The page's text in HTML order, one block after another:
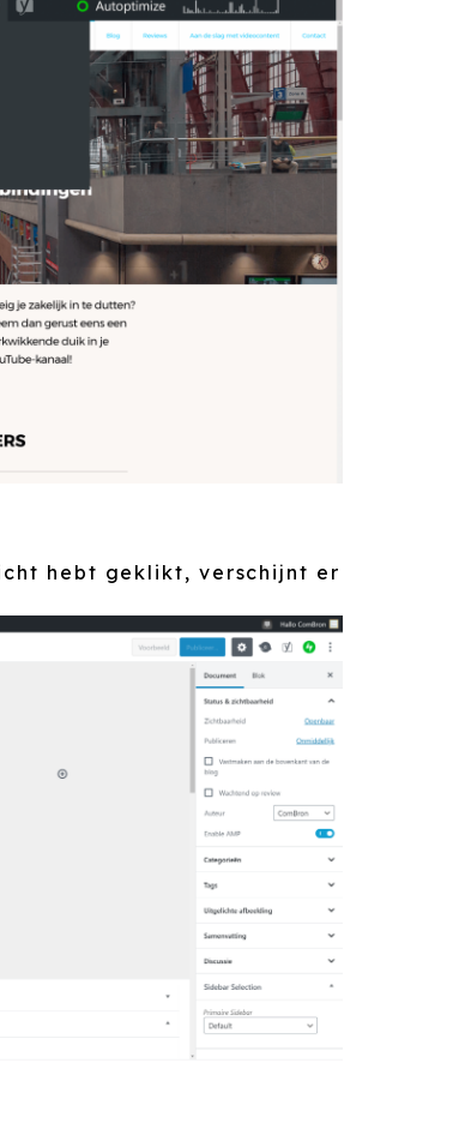
hebt geklikt, verschijnt er